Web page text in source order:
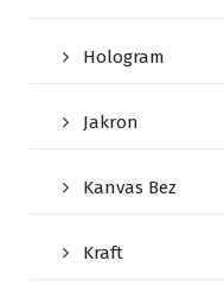
Hologram
Jakron
Kanvas Bez
Kraft